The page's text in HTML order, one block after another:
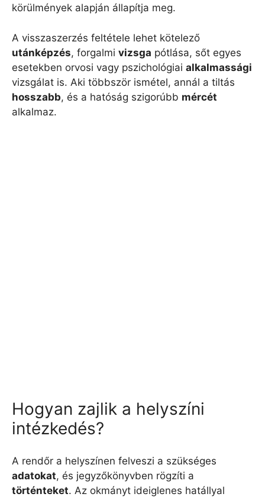
körülmények alapján állapítja meg.
A visszaszerzés feltétele lehet kötelező
utánképzés, forgalmi vizsga pótlása, sőt egyes
esetekben orvosi vagy pszichológiai alkalmassági
vizsgálat is. Aki többször ismétel, annál a tiltás
hosszabb, és a hatóság szigorúbb mércét
alkalmaz.
Hogyan zajlik a helyszíni
intézkedés?
A rendőr a helyszínen felveszi a szükséges
adatokat, és jegyzőkönyvben rögzíti a
történteket. Az okmányt ideiglenes hatállyal